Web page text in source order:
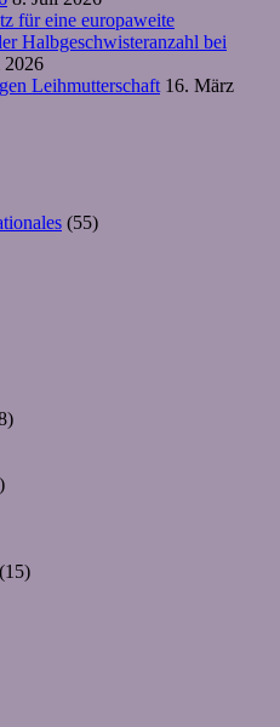
für eine europaweite
Halbgeschwisteranzahl bei
2026
Leihmutterschaft 16. März
(55)
(15)